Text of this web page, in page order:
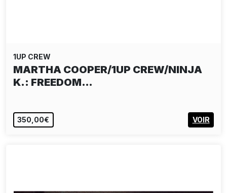
1UP CREW
MARTHA COOPER/1UP CREW/NINJA
K.: FREEDOM…
350,00€ VOIR